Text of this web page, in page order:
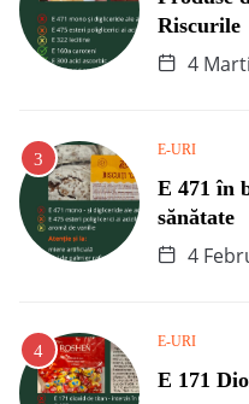
Riscurile
4
E-URI
E 471 în
sănătate
4
E-URI
E 171